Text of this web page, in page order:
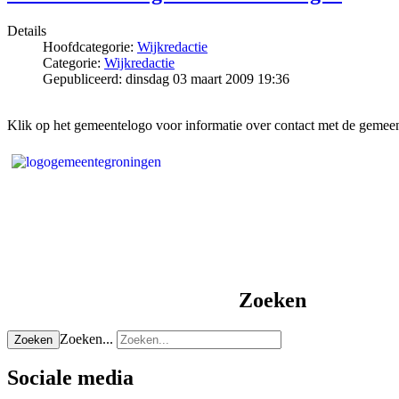
Details
Hoofdcategorie: Wijkredactie
Categorie: Wijkredactie
Gepubliceerd: dinsdag 03 maart 2009 19:36
Klik op het gemeentelogo voor informatie over contact met de
Zoeken
Zoeken Zoeken...
Sociale media